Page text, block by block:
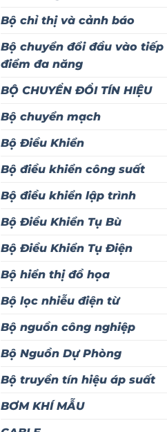
Bộ chỉ thị và cảnh báo
Bộ chuyển đổi đầu vào tiếp
điểm đa năng
BỘ CHUYỂN ĐỔI TÍN HIỆU
Bộ chuyển mạch
Bộ Điều Khiển
Bộ điều khiển công suất
Bộ điều khiển lập trình
Bộ Điều Khiển Tụ Bù
Bộ Điều Khiển Tụ Điện
Bộ hiển thị đồ họa
Bộ lọc nhiễu điện từ
Bộ nguồn công nghiệp
Bộ Nguồn Dự Phòng
Bộ truyền tín hiệu áp suất
BƠM KHÍ MẪU